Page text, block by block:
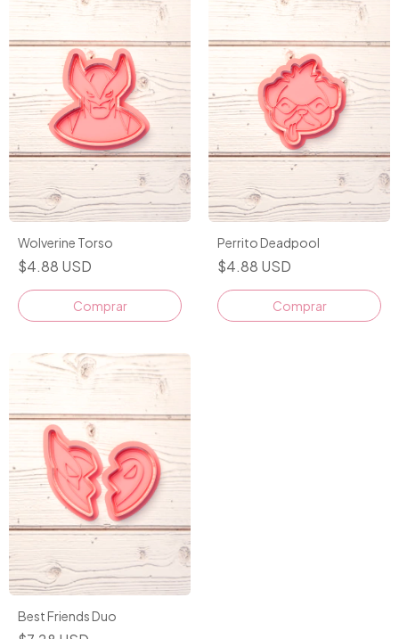
Wolverine Torso
$4.88 USD
Comprar
Perrito Deadpool
$4.88 USD
Comprar
Best Friends Duo